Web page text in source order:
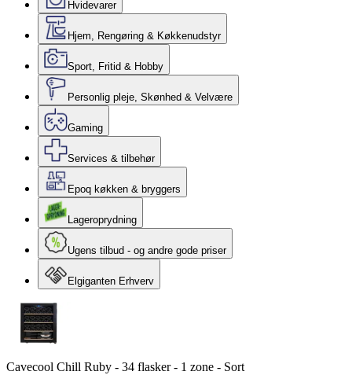
Hvidevarer
Hjem, Rengøring & Køkkenudstyr
Sport, Fritid & Hobby
Personlig pleje, Skønhed & Velvære
Gaming
Services & tilbehør
Epoq køkken & bryggers
Lageroprydning
Ugens tilbud - og andre gode priser
Elgiganten Erhverv
Cavecool Chill Ruby - 34 flasker - 1 zone - Sort